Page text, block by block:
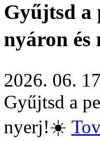
Gyűjtsd a
nyáron
2026. 06.
Gyűjtsd a
nyerj!☀️